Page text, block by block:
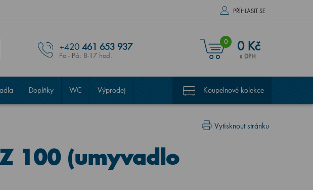
PŘÍHLÁSIT SE
+420 461 653 937
Po - Pá: 8-17 hod.
0 0 Kč
s DPH
Doplňky WC Výprodej Koupelnové kolekce
Vytisknout stránku
100 (umyvadlo